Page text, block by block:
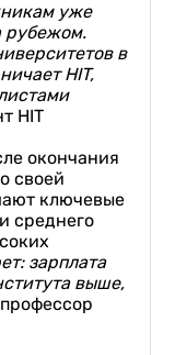
уже
рубежом.
в
HIT,
HIT
окончания
своей
ключевые
среднего
зарплата
выше,